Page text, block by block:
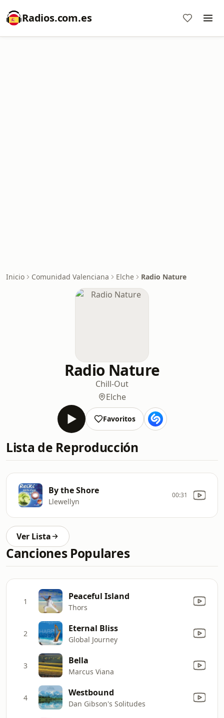
Radios.com.es
Inicio Comunidad Valenciana Elche Radio Nature
Radio Nature
Chill-Out
Elche
Favoritos
Lista de Reproducción
By the Shore
Llewellyn
00:31
Ver Lista
Canciones Populares
1 Peaceful Island
Thors
2 Eternal Bliss
Global Journey
3 Bella
Marcus Viana
4 Westbound
Dan Gibson's Solitudes